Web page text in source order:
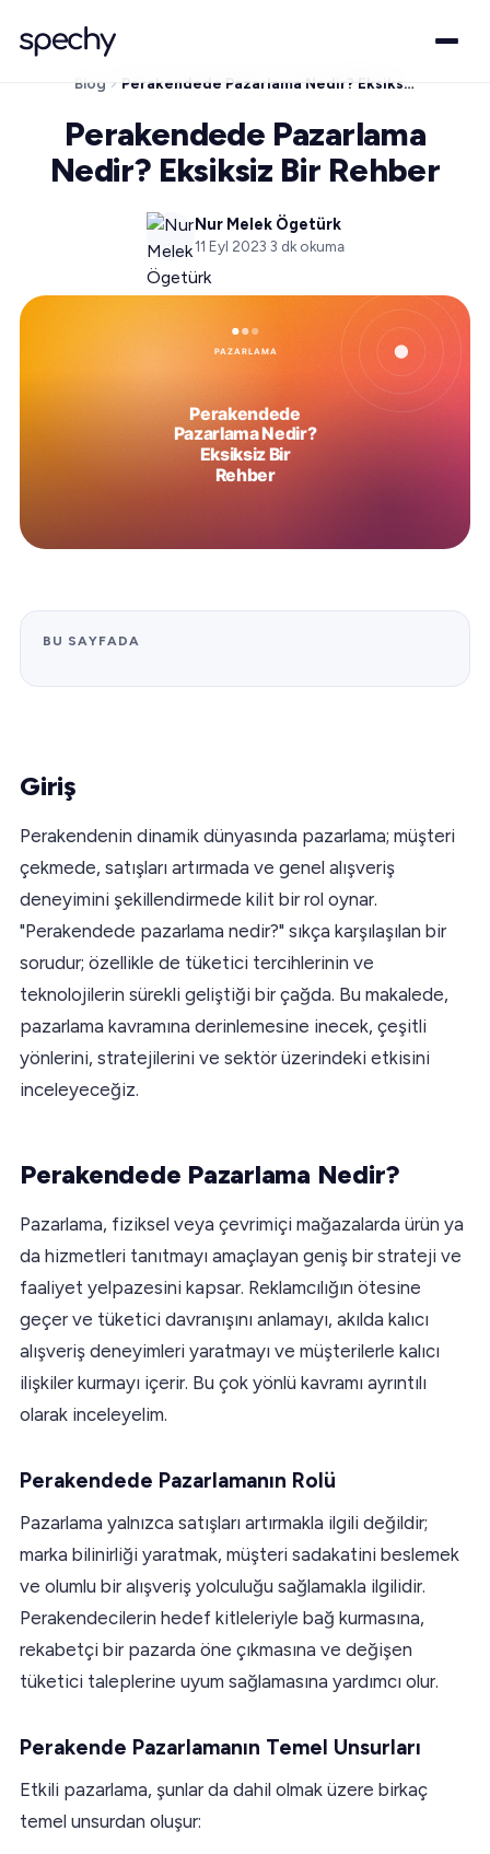
Blog Perakendede Pazarlama Nedir? Eksiksiz Bir Rehber
Perakendede Pazarlama
Nedir? Eksiksiz Bir Rehber
Nur Melek Ögetürk
11 Eyl 2023·3 dk okuma
BU SAYFADA
Giriş
Perakendenin dinamik dünyasında pazarlama; müşteri
çekmede, satışları artırmada ve genel alışveriş
deneyimini şekillendirmede kilit bir rol oynar.
"Perakendede pazarlama nedir?" sıkça karşılaşılan bir
sorudur; özellikle de tüketici tercihlerinin ve
teknolojilerin sürekli geliştiği bir çağda. Bu makalede,
pazarlama kavramına derinlemesine inecek, çeşitli
yönlerini, stratejilerini ve sektör üzerindeki etkisini
inceleyeceğiz.
Perakendede Pazarlama Nedir?
Pazarlama, fiziksel veya çevrimiçi mağazalarda ürün ya
da hizmetleri tanıtmayı amaçlayan geniş bir strateji ve
faaliyet yelpazesini kapsar. Reklamcılığın ötesine
geçer ve tüketici davranışını anlamayı, akılda kalıcı
alışveriş deneyimleri yaratmayı ve müşterilerle kalıcı
ilişkiler kurmayı içerir. Bu çok yönlü kavramı ayrıntılı
olarak inceleyelim.
Perakendede Pazarlamanın Rolü
Pazarlama yalnızca satışları artırmakla ilgili değildir;
marka bilinirliği yaratmak, müşteri sadakatini beslemek
ve olumlu bir alışveriş yolculuğu sağlamakla ilgilidir.
Perakendecilerin hedef kitleleriyle bağ kurmasına,
rekabetçi bir pazarda öne çıkmasına ve değişen
tüketici taleplerine uyum sağlamasına yardımcı olur.
Perakende Pazarlamanın Temel Unsurları
Etkili pazarlama, şunlar da dahil olmak üzere birkaç
temel unsurdan oluşur: